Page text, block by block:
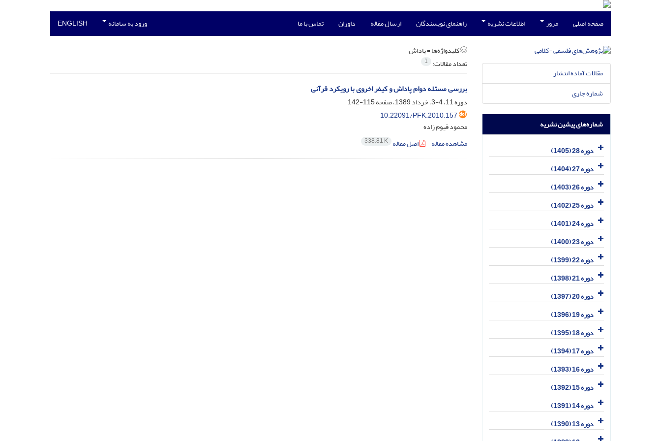
صفحه اصلی مرور اطلاعات نشریه راهنمای نویسندگان ارسال مقاله داوران تماس با ما ورود به سامانه ENGLISH
کلیدواژه‌ها =پاداش
تعداد مقالات: 1
بررسی مسئله دوام پاداش و کیفر اخروی با رویکرد قرآنی
دوره 11، 4-3، خرداد 1389، صفحه
115-142
10.22091/PFK.2010.157
محمود قیوم زاده
مشاهده مقاله
اصل مقاله 338.81 K
مقالات آماده انتشار
شماره جاری
شماره‌های پیشین نشریه
دوره 28 (1405)
دوره 27 (1404)
دوره 26 (1403)
دوره 25 (1402)
دوره 24 (1401)
دوره 23 (1400)
دوره 22 (1399)
دوره 21 (1398)
دوره 20 (1397)
دوره 19 (1396)
دوره 18 (1395)
دوره 17 (1394)
دوره 16 (1393)
دوره 15 (1392)
دوره 14 (1391)
دوره 13 (1390)